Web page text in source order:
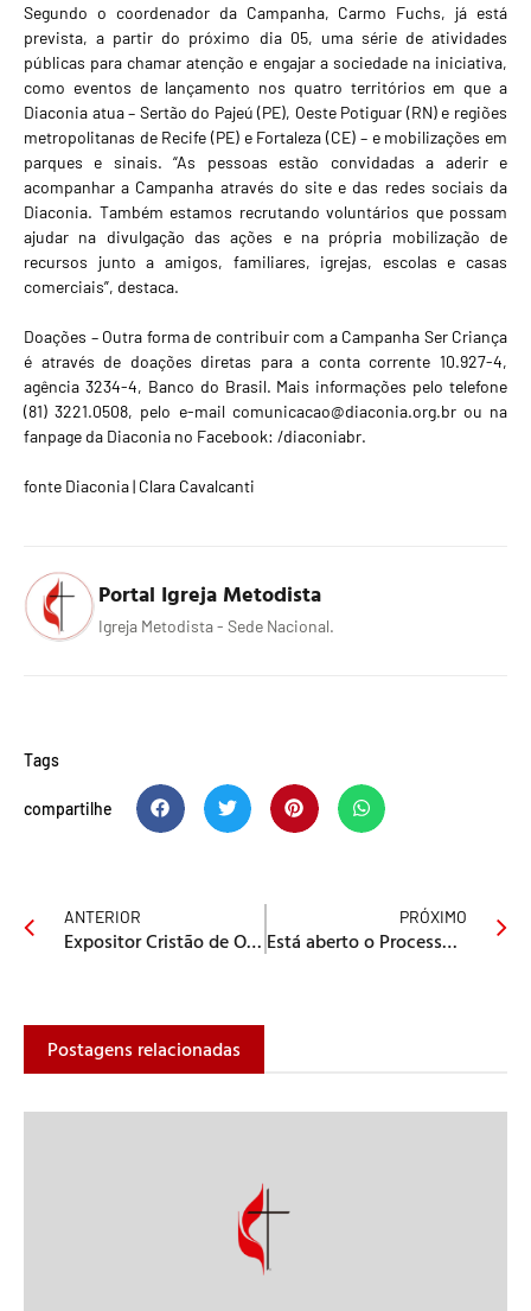
Segundo o coordenador da Campanha, Carmo Fuchs, já está
prevista, a partir do próximo dia 05, uma série de atividades
públicas para chamar atenção e engajar a sociedade na iniciativa,
como eventos de lançamento nos quatro territórios em que a
Diaconia atua – Sertão do Pajeú (PE), Oeste Potiguar (RN) e regiões
metropolitanas de Recife (PE) e Fortaleza (CE) – e mobilizações em
parques e sinais. “As pessoas estão convidadas a aderir e
acompanhar a Campanha através do site e das redes sociais da
Diaconia. Também estamos recrutando voluntários que possam
ajudar na divulgação das ações e na própria mobilização de
recursos junto a amigos, familiares, igrejas, escolas e casas
comerciais”, destaca.
Doações – Outra forma de contribuir com a Campanha Ser Criança
é através de doações diretas para a conta corrente 10.927-4,
agência 3234-4, Banco do Brasil. Mais informações pelo telefone
(81) 3221.0508, pelo e-mail comunicacao@diaconia.org.br ou na
fanpage da Diaconia no Facebook: /diaconiabr.
fonte Diaconia | Clara Cavalcanti
Portal Igreja Metodista
Igreja Metodista - Sede Nacional.
Tags
compartilhe
ANTERIOR
Expositor Cristão de Outubro: Reformar para não Ruir
PRÓXIMO
Está aberto o Processo Seletivo para Diretor de Faculdade Granbery
Postagens relacionadas